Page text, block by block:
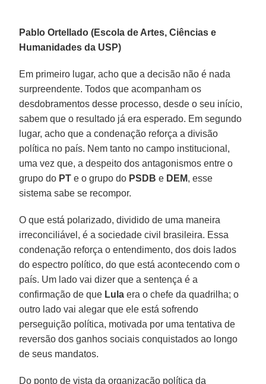
Pablo Ortellado (Escola de Artes, Ciências e
Humanidades da USP)
Em primeiro lugar, acho que a decisão não é nada
surpreendente. Todos que acompanham os
desdobramentos desse processo, desde o seu início,
sabem que o resultado já era esperado. Em segundo
lugar, acho que a condenação reforça a divisão
política no país. Nem tanto no campo institucional,
uma vez que, a despeito dos antagonismos entre o
grupo do PT e o grupo do PSDB e DEM, esse
sistema sabe se recompor.
O que está polarizado, dividido de uma maneira
irreconciliável, é a sociedade civil brasileira. Essa
condenação reforça o entendimento, dos dois lados
do espectro político, do que está acontecendo com o
país. Um lado vai dizer que a sentença é a
confirmação de que Lula era o chefe da quadrilha; o
outro lado vai alegar que ele está sofrendo
perseguição política, motivada por uma tentativa de
reversão dos ganhos sociais conquistados ao longo
de seus mandatos.
Do ponto de vista da organização política da